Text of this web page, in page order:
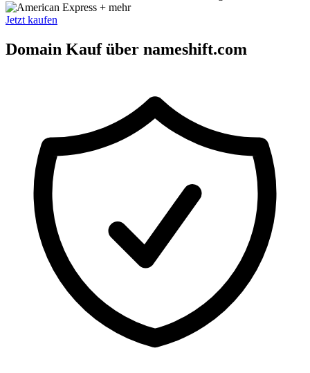
+ mehr
Jetzt kaufen
Domain Kauf über nameshift.com